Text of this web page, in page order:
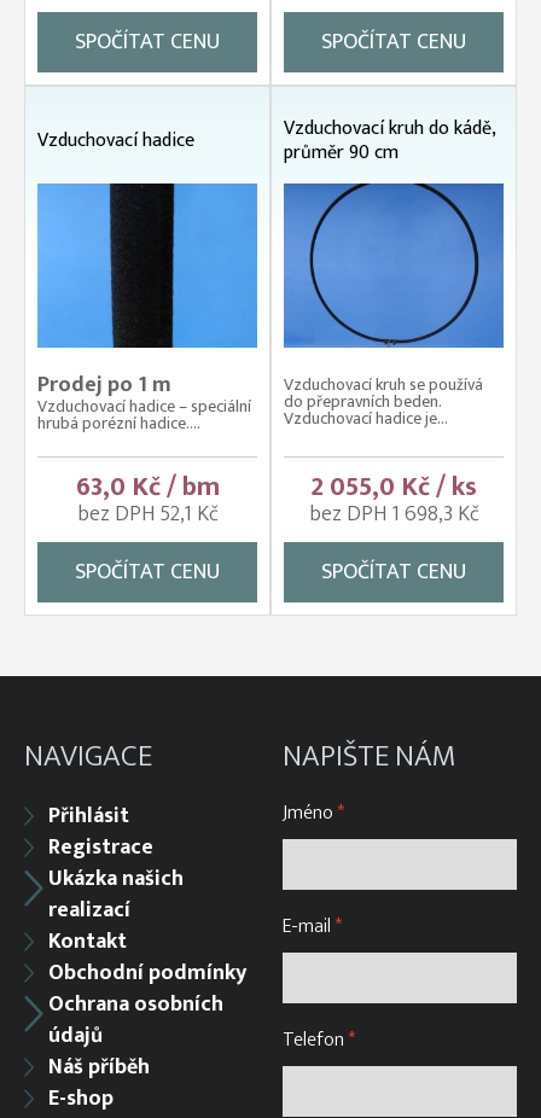
SPOČÍTAT CENU
SPOČÍTAT CENU
Vzduchovací hadice
Prodej po 1 m
Vzduchovací hadice – speciální
hrubá porézní hadice....
63,0 Kč / bm
bez DPH 52,1 Kč
SPOČÍTAT CENU
Vzduchovací kruh do kádě,
průměr 90 cm
Vzduchovací kruh se používá
do přepravních beden.
Vzduchovací hadice je...
2 055,0 Kč / ks
bez DPH 1 698,3 Kč
SPOČÍTAT CENU
NAVIGACE
Přihlásit
Registrace
Ukázka našich
realizací
Kontakt
Obchodní podmínky
Ochrana osobních
údajů
Náš příběh
E-shop
NAPIŠTE NÁM
Jméno*
E-mail*
Telefon*